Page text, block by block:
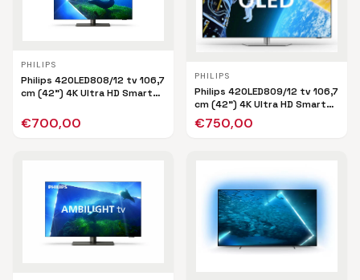
PHILIPS
Philips 42OLED808/12 tv 106,7
cm (42") 4K Ultra HD Smart
€700,00
PHILIPS
Philips 42OLED809/12 tv 106,7
cm (42") 4K Ultra HD Smart
TV Wifi Zwart
€750,00